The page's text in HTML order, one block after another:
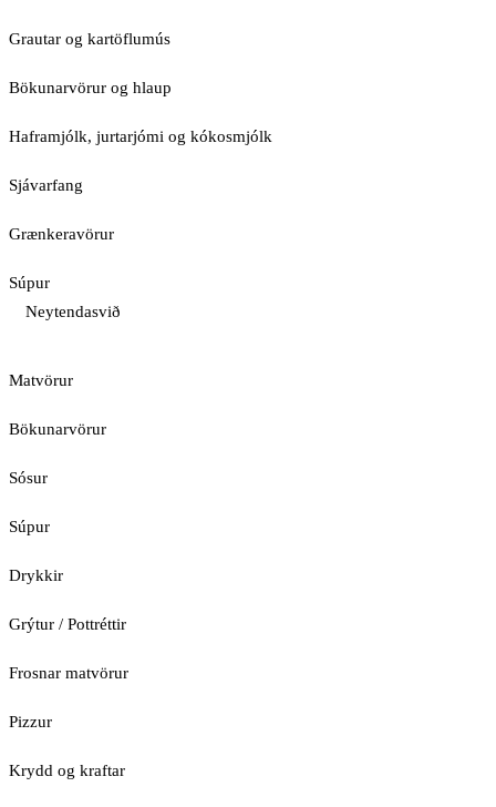
Grautar og kartöflumús
Bökunarvörur og hlaup
Haframjólk, jurtarjómi og kókosmjólk
Sjávarfang
Grænkeravörur
Súpur
Neytendasvið
Matvörur
Bökunarvörur
Sósur
Súpur
Drykkir
Grýtur / Pottréttir
Frosnar matvörur
Pizzur
Krydd og kraftar